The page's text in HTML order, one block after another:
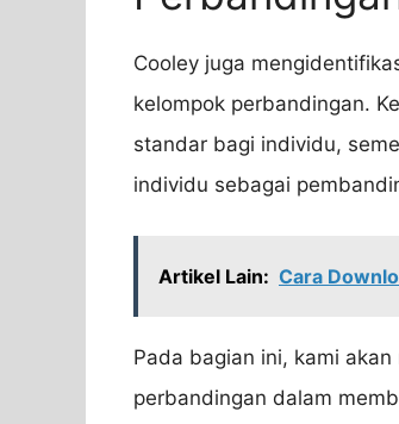
Cooley juga
kelompok perbandingan.
standar bagi individu,
individu sebagai
Artikel Lain: Cara
Pada bagian ini, kami
perbandingan dalam